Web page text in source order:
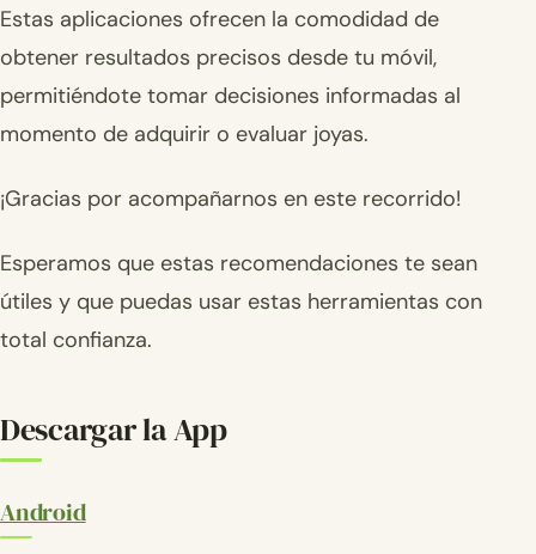
Estas aplicaciones ofrecen la comodidad de
obtener resultados precisos desde tu móvil,
permitiéndote tomar decisiones informadas al
momento de adquirir o evaluar joyas.
¡Gracias por acompañarnos en este recorrido!
Esperamos que estas recomendaciones te sean
útiles y que puedas usar estas herramientas con
total confianza.
Descargar la App
Android